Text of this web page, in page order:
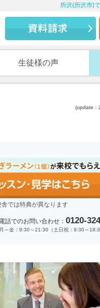
所沢(所沢市)
生徒様の声
(update：
舎では特典が異なります
話でのお問い合わせ： 0120-
～金：9:30～21:30（土日祝：9:30～